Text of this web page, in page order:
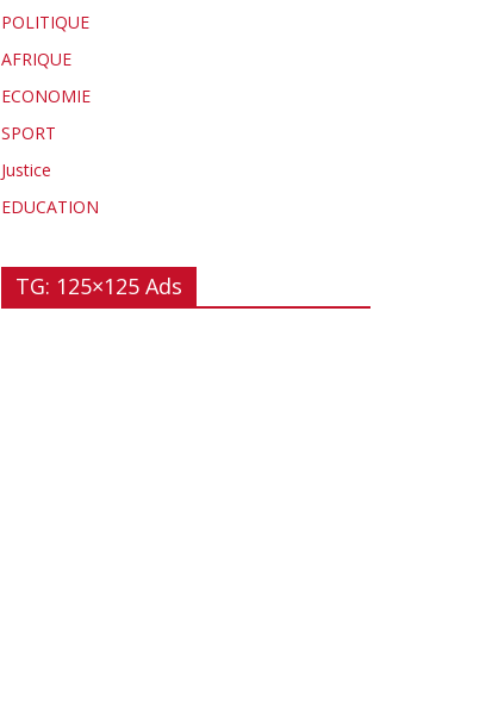
POLITIQUE
AFRIQUE
ECONOMIE
SPORT
Justice
EDUCATION
TG: 125×125 Ads